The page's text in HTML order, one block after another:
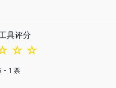
具评分
☆
☆
- 1 票